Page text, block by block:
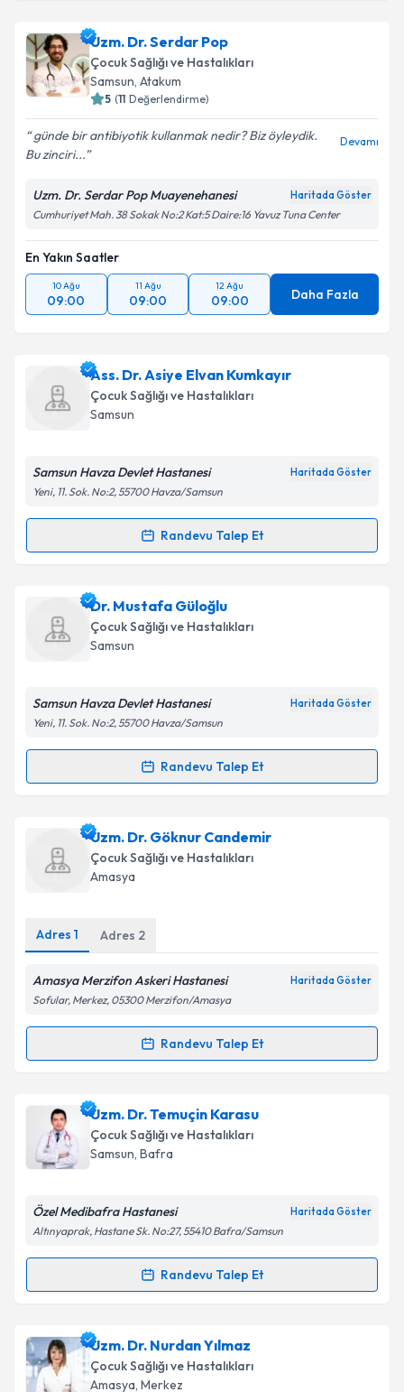
Uzm. Dr. Serdar Pop
Çocuk Sağlığı ve Hastalıkları
Samsun, Atakum
5 (11 Değerlendirme)
günde bir antibiyotik kullanmak nedir? Biz öyleydik.
Bu zinciri...
Devamı
Uzm. Dr. Serdar Pop Muayenehanesi Haritada Göster
Cumhuriyet Mah. 38 Sokak No:2 Kat:5 Daire:16 Yavuz Tuna Center
En Yakın Saatler
10 Ağu
09:00
11 Ağu
09:00
12 Ağu
09:00 Daha Fazla
Ass. Dr. Asiye Elvan Kumkayır
Çocuk Sağlığı ve Hastalıkları
Samsun
Samsun Havza Devlet Hastanesi Haritada Göster
Yeni, 11. Sok. No:2, 55700 Havza/Samsun
Randevu Talep Et
Randevu Takvimi Talebi
Ass. Dr. Asiye Elvan Kumkayır
talebi oluşturun. Size bu uzmandan randevu almanız
için bir takvim hazırlandığında e-posta ile
Kişisel verilerimin işlenmesine ilişkinAydınlatma
kapsamda işlenmesini kabul ediyorum.
Dr. Mustafa Güloğlu
Çocuk Sağlığı ve Hastalıkları
Samsun
Samsun Havza Devlet Hastanesi Haritada Göster
Yeni, 11. Sok. No:2, 55700 Havza/Samsun
Randevu Talep Et
Randevu Takvimi Talebi
Dr. Mustafa Güloğluiçin randevu takvimi talebi
oluşturun. Size bu uzmandan randevu almanız için bir
takvim hazırlandığında e-posta ile bilgilendireceğiz.
Kişisel verilerimin işlenmesine ilişkin
kapsamda işlenmesini kabul ediyorum.
Uzm. Dr. Göknur Candemir
Çocuk Sağlığı ve Hastalıkları
Amasya
Adres 1 Adres 2
Amasya Merzifon Askeri Hastanesi Haritada Göster
Sofular, Merkez, 05300 Merzifon/Amasya
Randevu Talep Et
Randevu Takvimi Talebi
Uzm. Dr. Göknur Candemiriçin randevu takvimi
talebi oluşturun. Size bu uzmandan randevu almanız
için bir takvim hazırlandığında e-posta ile
bilgilendireceğiz.
E-posta Adresiniz
Kişisel verilerimin işlenmesine ilişkinAydınlatma
kapsamda işlenmesini kabul ediyorum.
Takvim Talebini Gönder
Uzm. Dr. Temuçin Karasu
Çocuk Sağlığı ve Hastalıkları
Samsun, Bafra
Özel Medibafra Hastanesi Haritada Göster
Altınyaprak, Hastane Sk. No:27, 55410 Bafra/Samsun
Randevu Talep Et
Randevu Takvimi Talebi
Uzm. Dr. Temuçin Karasuiçin randevu takvimi talebi
oluşturun. Size bu uzmandan randevu almanız için bir
takvim hazırlandığında e-posta ile bilgilendireceğiz.
Uzm. Dr. Nurdan Yılmaz
Çocuk Sağlığı ve Hastalıkları
Amasya, Merkez